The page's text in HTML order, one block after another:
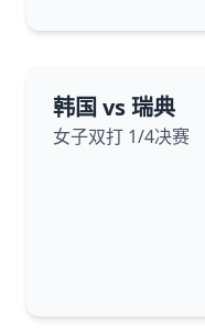
韩国 vs 瑞典
女子双打 1/4决赛